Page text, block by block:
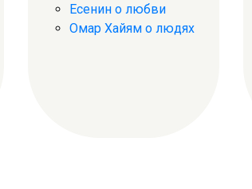
Есенин о любви
Омар Хайям о людях